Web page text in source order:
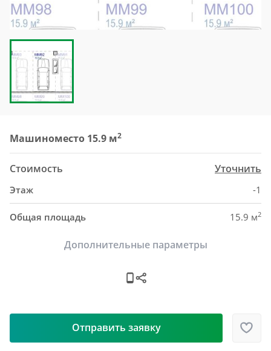
Машиноместо 15.9 м2
Стоимость Уточнить
Этаж -1
Общая площадь 15.9 м2
Дополнительные параметры
Отправить заявку